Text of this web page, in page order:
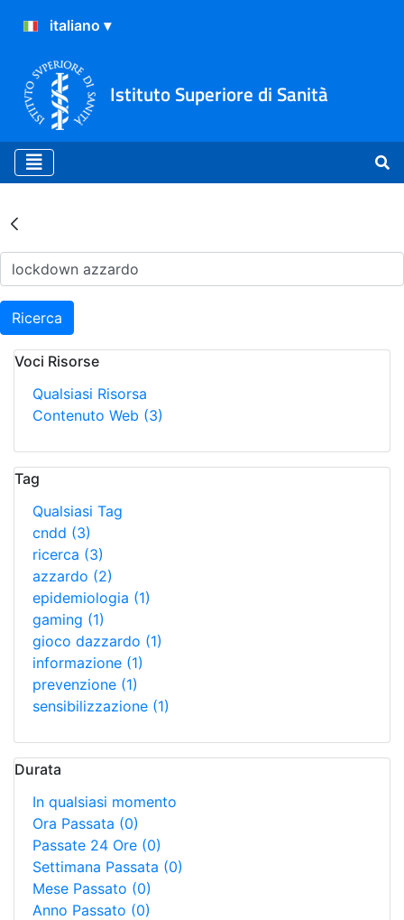
Istituto Superiore di Sanità
Risultati della Ricerca -
Ricerca
Voci Risorse
Qualsiasi Risorsa
Contenuto Web (3)
Tag
Qualsiasi Tag
cndd (3)
ricerca (3)
azzardo (2)
epidemiologia (1)
gaming (1)
gioco dazzardo (1)
informazione (1)
prevenzione (1)
sensibilizzazione (1)
Durata
In qualsiasi momento
Ora Passata (0)
Passate 24 Ore (0)
Settimana Passata (0)
Mese Passato (0)
Anno Passato (0)